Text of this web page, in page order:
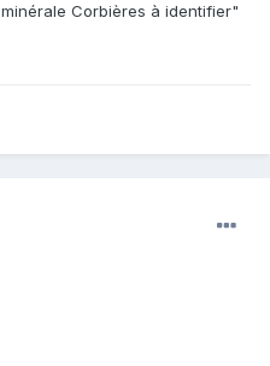
Corbières à identifier"